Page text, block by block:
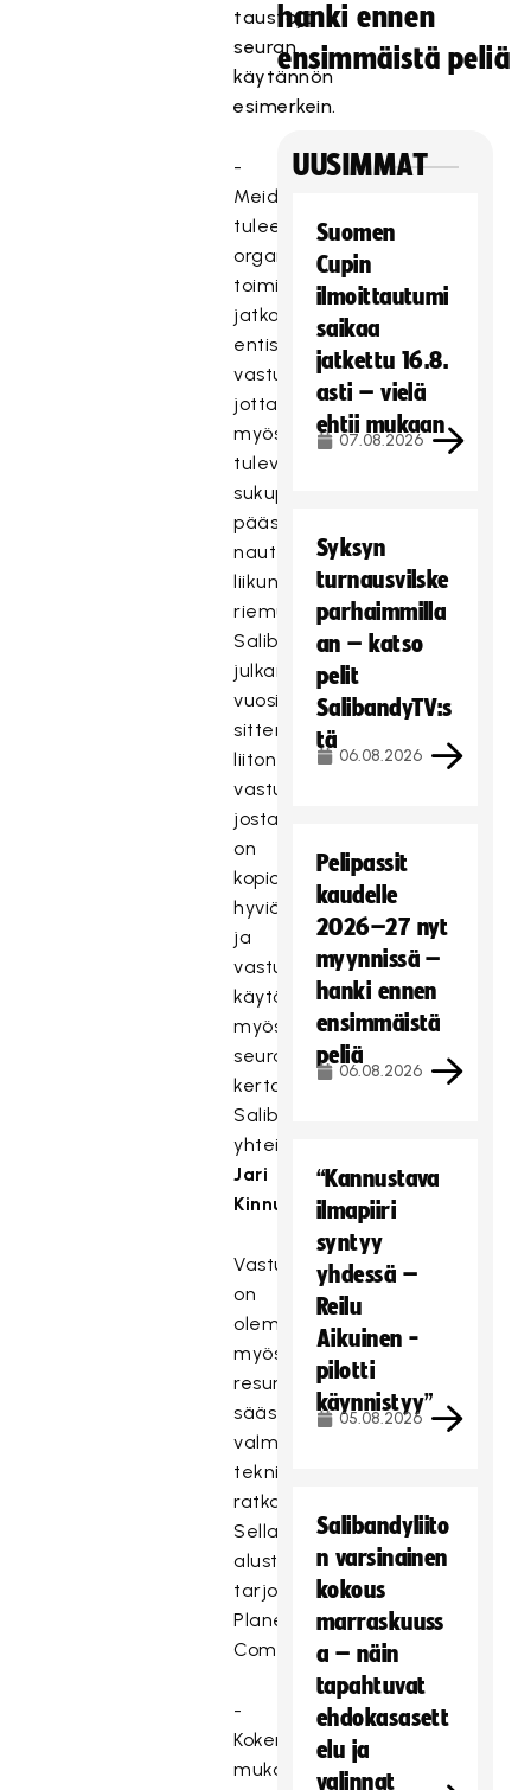
taustoja
seuran
käytännön
esimerkein.
-
Meidän
tulee
organisoida
toimintamme
jatkossa
entistäkin
vastuullisemmin,
jotta
myös
tulevat
sukupolvet
pääsevät
nauttimaan
liikunnan
riemuista.
Salibandyliitto
julkaisi
vuosi
sitten
liiton
vastuullisuusohjelman,
josta
on
kopioitavissa
hyviä
ja
vastuullisia
käytäntöjä
myös
seuratoimintaan,
kertoo
Salibandyliiton
yhteiskuntasuhdejohtaja
Jari
Kinnunen.
Vastuullisuusviestintään
on
olemassa
myös
resursseja
säästäviä
valmiita
teknisiä
ratkaisuja.
Sellaisen
alustan
tarjoaa
Planet
Company.
-
Kokemuksemme
mukaan
hanki ennen
ensimmäistä peliä
UUSIMMAT
Suomen
Cupin
ilmoittautumi
saikaa
jatkettu 16.8.
asti – vielä
ehtii mukaan
07.08.2026
Syksyn
turnausvilske
parhaimmilla
an – katso
pelit
SalibandyTV:s
tä
06.08.2026
Pelipassit
kaudelle
2026–27 nyt
myynnissä –
hanki ennen
ensimmäistä
peliä
06.08.2026
“Kannustava
ilmapiiri
syntyy
yhdessä –
Reilu
Aikuinen -
pilotti
käynnistyy”
05.08.2026
Salibandyliito
n varsinainen
kokous
marraskuuss
a – näin
tapahtuvat
ehdokasasett
elu ja
valinnat